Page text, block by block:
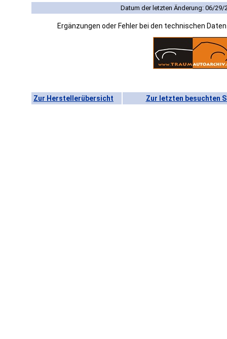
Datum der letzten Änderung: 06/29/
Ergänzungen oder Fehler bei den technischen
Zur Herstellerübersicht Zur letzten besuchten